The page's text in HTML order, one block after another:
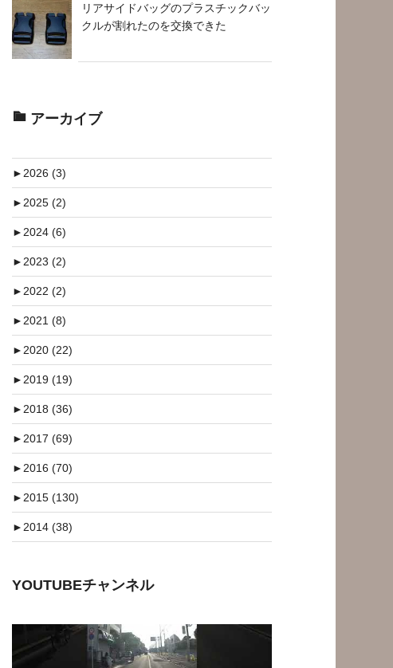
リアサイドバッグのプラスチックバッ
クルが割れたのを交換できた
アーカイブ
►2026 (3)
►2025 (2)
►2024 (6)
►2023 (2)
►2022 (2)
►2021 (8)
►2020 (22)
►2019 (19)
►2018 (36)
►2017 (69)
►2016 (70)
►2015 (130)
►2014 (38)
YOUTUBEチャンネル